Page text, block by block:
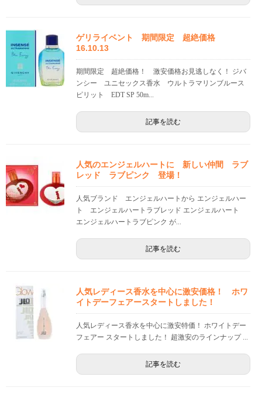
ゲリライベント 期間限定 超絶価格
16.10.13
期間限定 超絶価格！ 激安価格お見逃しなく！ ジバ
ンシー ユニセックス香水 ウルトラマリンブルース
ピリット EDT SP 50m...
記事を読む
人気のエンジェルハートに 新しい仲間 ラブ
レッド ラブピンク 登場！
人気ブランド エンジェルハートから エンジェルハー
ト エンジェルハートラブレッド エンジェルハート
エンジェルハートラブピンク が...
記事を読む
人気レディース香水を中心に激安価格！ ホワ
イトデーフェアースタートしました！
人気レディース香水を中心に激安特価！ ホワイトデー
フェアー スタートしました！ 超激安のラインナップ ...
記事を読む